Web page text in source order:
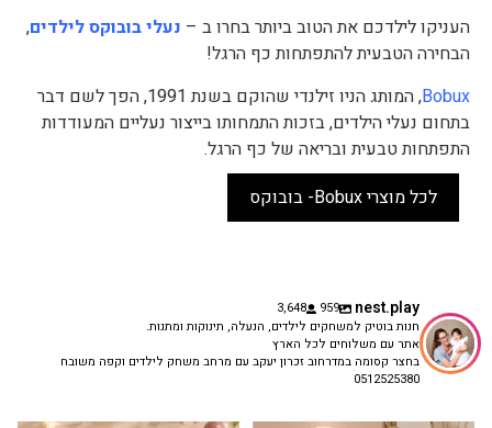
העניקו לילדכם את הטוב ביותר בחרו ב – נעלי בובוקס לילדים,
הבחירה הטבעית להתפתחות כף הרגל!
Bobux
, המותג הניו זילנדי שהוקם בשנת 1991, הפך לשם דבר
בתחום נעלי הילדים, בזכות התמחותו בייצור נעליים המעודדות
התפתחות טבעית ובריאה של כף הרגל.
לכל מוצרי Bobux- בובוקס
nest.play
959
3,648
חנות בוטיק למשחקים לילדים, הנעלה, תינוקות ומתנות.
אתר עם משלוחים לכל הארץ
בחצר קסומה במדרחוב זכרון יעקב עם מרחב משחק לילדים וקפה משובח
0512525380